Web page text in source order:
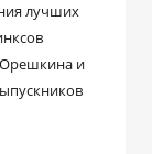
лучших
и